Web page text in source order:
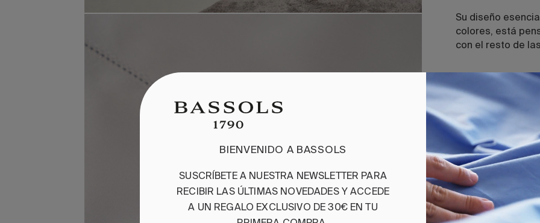
Su diseño
colores, está
con el resto de
Composición.
100% algodón peinado
Tejido Percal 200 TC.
Confeccionado con
Contenido del set.
• Sábana
• Sábana bajera
BIENVENIDO A BASSOLS
SUSCRÍBETE A NUESTRA NEWSLETTER PARA
RECIBIR LAS ÚLTIMAS NOVEDADES Y ACCEDE
A UN REGALO EXCLUSIVO DE 30€ EN TU